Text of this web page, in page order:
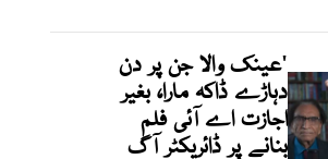
'عینک والا جن پر دن
دہاڑے ڈاکہ مارا، بغیر
اجازت اے آئی فلم
بنانے پر ڈائریکٹر آگ